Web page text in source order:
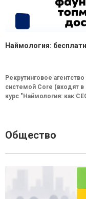
Наймология:
Рекрутинговое
системой Core (входят в
курс "Наймология: как
Общество